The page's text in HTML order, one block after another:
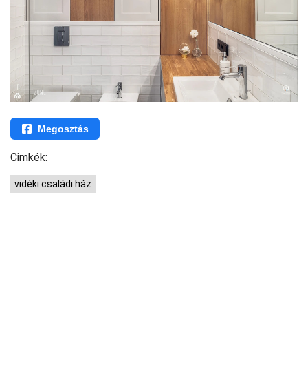
Megosztás
Cimkék:
vidéki családi ház